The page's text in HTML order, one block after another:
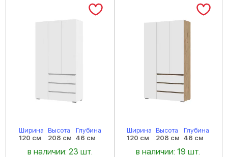
Ширина
120 см
Высота
208 см
Глубина
46 см
в наличии: 23 шт.
Ширина
120 см
Высота
208 см
Глубина
46 см
в наличии: 19 шт.